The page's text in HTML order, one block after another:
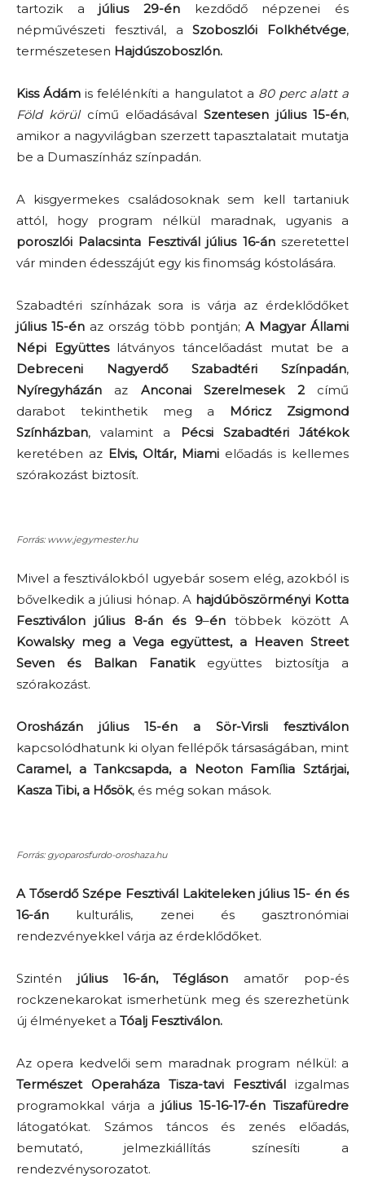
tartozik ajúlius 29-én kezdődő népzenei és
népművészeti fesztivál, aSzoboszlói Folkhétvége,
természetesen Hajdúszoboszlón.
Kiss Ádám is felélénkíti a hangulatot a 80 perc alatt a
Föld körülcímű előadásávalSzentesen július 15-én,
amikor a nagyvilágban szerzett tapasztalatait mutatja
be a Dumaszínház színpadán.
A kisgyermekes családosoknak sem kell tartaniuk
attól, hogy program nélkül maradnak, ugyanis a
poroszlói Palacsinta Fesztivál július 16-ánszeretettel
vár minden édesszájút egy kis finomság kóstolására.
Szabadtéri színházak sora is várja az érdeklődőket
július 15-én az ország több pontján; A Magyar Állami
Népi Együtteslátványos táncelőadást mutat be a
Debreceni Nagyerdő Szabadtéri Színpadán,
Nyíregyházán az Anconai Szerelmesek 2című
darabot tekinthetik meg a Móricz Zsigmond
Színházban, valamint a Pécsi Szabadtéri Játékok
keretében az Elvis, Oltár, Miami előadás is kellemes
szórakozást biztosít.
Forrás: www.jegymester.hu
Mivel a fesztiválokból ugyebár sosem elég, azokból is
bővelkedik a júliusi hónap. A hajdúböszörményi Kotta
Fesztiválon július 8-án és 9–én többek között A
Kowalsky meg a Vega együttest, a Heaven Street
Seven és Balkan Fanatikegyüttes biztosítja a
szórakozást.
Orosházán július 15-én a Sör-Virsli fesztiválon
kapcsolódhatunk ki olyan fellépők társaságában, mint
Caramel, a Tankcsapda, a Neoton Família Sztárjai,
Kasza Tibi, a Hősök, és még sokan mások.
Forrás: gyoparosfurdo-oroshaza.hu
A Tőserdő Szépe Fesztivál Lakiteleken július 15- én és
16-án kulturális, zenei és gasztronómiai
rendezvényekkel várja az érdeklődőket.
Szintén július 16-án, Tégláson amatőr pop-és
rockzenekarokat ismerhetünk meg és szerezhetünk
új élményeket a Tóalj Fesztiválon.
Az opera kedvelői sem maradnak program nélkül: a
Természet Operaháza Tisza-tavi Fesztivál izgalmas
programokkal várja ajúlius 15-16-17-én Tiszafüredre
látogatókat. Számos táncos és zenés előadás,
bemutató, jelmezkiállítás színesíti a
rendezvénysorozatot.